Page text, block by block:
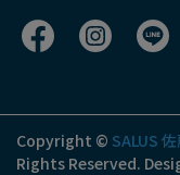
Copyright © SALUS
Rights Reserved.